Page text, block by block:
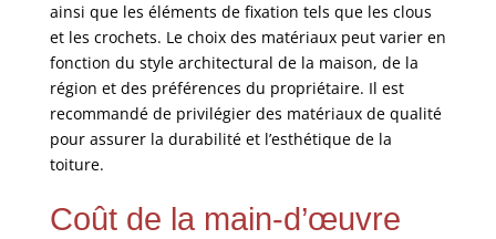
ainsi que les éléments de fixation tels que les clous
et les crochets. Le choix des matériaux peut varier en
fonction du style architectural de la maison, de la
région et des préférences du propriétaire. Il est
recommandé de privilégier des matériaux de qualité
pour assurer la durabilité et l’esthétique de la
toiture.
Coût de la main-d’œuvre